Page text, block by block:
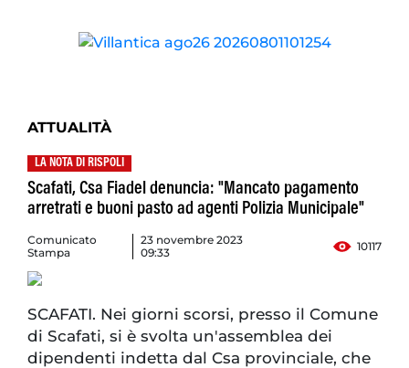
ATTUALITÀ
LA NOTA DI RISPOLI
Scafati, Csa Fiadel denuncia: "Mancato pagamento
arretrati e buoni pasto ad agenti Polizia Municipale"
Comunicato
Stampa
23 novembre 2023
09:33
10117
SCAFATI. Nei giorni scorsi, presso il Comune
di Scafati, si è svolta un'assemblea dei
dipendenti indetta dal Csa provinciale, che